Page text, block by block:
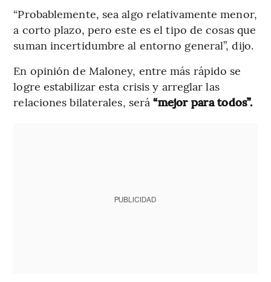
“Probablemente, sea algo relativamente menor,
a corto plazo, pero este es el tipo de cosas que
suman incertidumbre al entorno general”, dijo.
En opinión de Maloney, entre más rápido se
logre estabilizar esta crisis y arreglar las
relaciones bilaterales, será“mejor para todos”.
PUBLICIDAD